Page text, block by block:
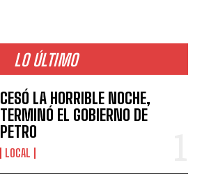
LO ÚLTIMO
CESÓ LA HORRIBLE NOCHE,
TERMINÓ EL GOBIERNO DE
PETRO
LOCAL